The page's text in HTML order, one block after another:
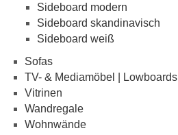
Sideboard modern
Sideboard skandinavisch
Sideboard weiß
Sofas
TV- & Mediamöbel | Lowboards
Vitrinen
Wandregale
Wohnwände